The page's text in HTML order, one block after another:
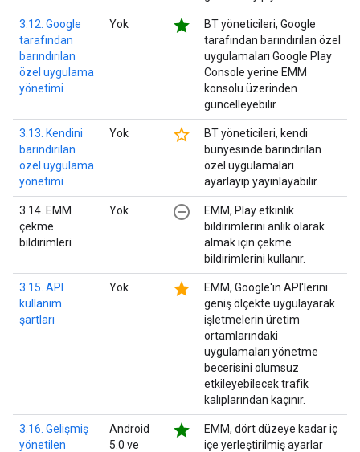
3.12. Google
tarafından
barındırılan
özel uygulama
yönetimi
Yok star
BT yöneticileri, Google
tarafından barındırılan özel
uygulamaları Google Play
Console yerine EMM
konsolu üzerinden
güncelleyebilir.
3.13. Kendini
barındırılan
özel uygulama
yönetimi
Yok star_border
BT yöneticileri, kendi
bünyesinde barındırılan
özel uygulamaları
ayarlayıp yayınlayabilir.
3.14. EMM
çekme
bildirimleri
Yok remove_circle_outline
EMM, Play etkinlik
bildirimlerini anlık olarak
almak için çekme
bildirimlerini kullanır.
3.15. API
kullanım
şartları
Yok star
EMM, Google'ın API'lerini
geniş ölçekte uygulayarak
işletmelerin üretim
ortamlarındaki
uygulamaları yönetme
becerisini olumsuz
etkileyebilecek trafik
kalıplarından kaçınır.
3.16. Gelişmiş
yönetilen
Android
5.0 ve
star
EMM, dört düzeye kadar iç
içe yerleştirilmiş ayarlar